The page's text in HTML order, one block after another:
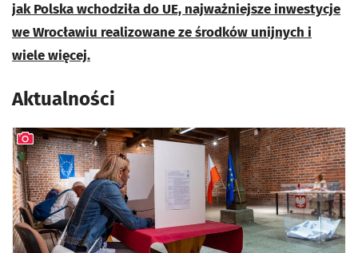
jak Polska wchodziła do UE, najważniejsze inwestycje
we Wrocławiu realizowane ze środków unijnych i
wiele więcej.
Aktualności